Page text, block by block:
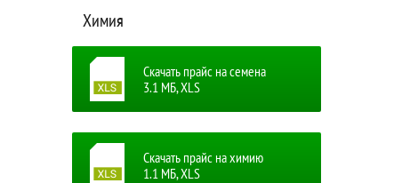
Химия
Скачать прайс на семена
3.1 MБ, XLS
Скачать прайс на химию
1.1 MБ, XLS